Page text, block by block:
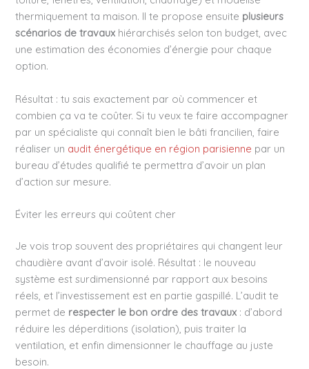
thermiquement ta maison. Il te propose ensuite plusieurs
scénarios de travaux hiérarchisés selon ton budget, avec
une estimation des économies d’énergie pour chaque
option.
Résultat : tu sais exactement par où commencer et
combien ça va te coûter. Si tu veux te faire accompagner
par un spécialiste qui connaît bien le bâti francilien, faire
réaliser un audit énergétique en région parisienne par un
bureau d’études qualifié te permettra d’avoir un plan
d’action sur mesure.
Éviter les erreurs qui coûtent cher
Je vois trop souvent des propriétaires qui changent leur
chaudière avant d’avoir isolé. Résultat : le nouveau
système est surdimensionné par rapport aux besoins
réels, et l’investissement est en partie gaspillé. L’audit te
permet de respecter le bon ordre des travaux : d’abord
réduire les déperditions (isolation), puis traiter la
ventilation, et enfin dimensionner le chauffage au juste
besoin.